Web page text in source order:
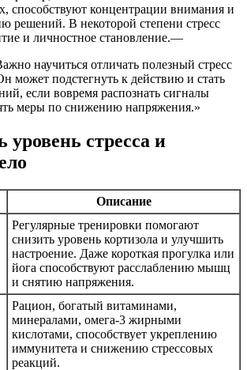
способствуют концентрации внимания и
решений. В некоторой степени стресс
и личностное становление.—
научиться отличать полезный стресс
может подстегнуть к действию и стать
если вовремя распознать сигналы
меры по снижению напряжения.»
уровень стресса и
Описание
Регулярные тренировки помогают
снизить уровень кортизола и улучшить
настроение. Даже короткая прогулка или
йога способствуют расслаблению мышц
и снятию напряжения.
Рацион, богатый витаминами,
минералами, омега-3 жирными
кислотами, способствует укреплению
иммунитета и снижению стрессовых
реакций.